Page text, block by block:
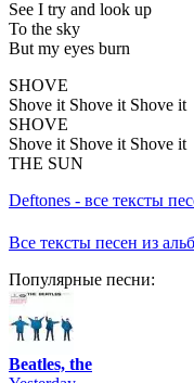
See I try and look up
To the sky
But my eyes burn
SHOVE
Shove it Shove it Shove it
SHOVE
Shove it Shove it Shove it
THE SUN
Deftones - все тексты
Все тексты песен из
Популярные песни:
Beatles, the